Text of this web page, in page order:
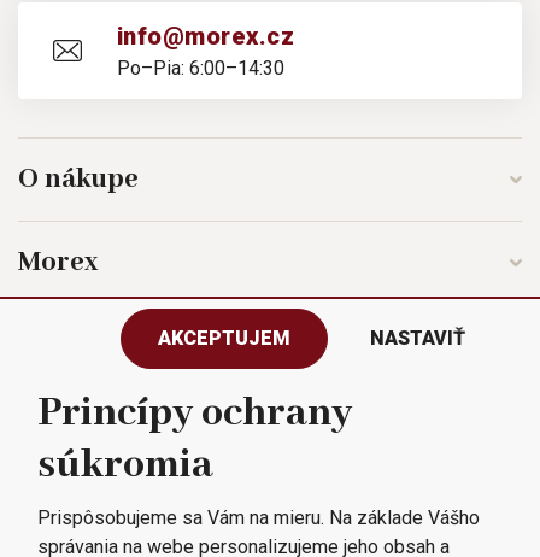
info@morex.cz
Po–Pia: 6:00–14:30
O nákupe
Morex
Sledujte nás
Všetky práva vyhradené © 2023
Morex, spol. s r.o.
AKCEPTUJEM NASTAVIŤ
Princípy ochrany
súkromia
Prispôsobujeme sa Vám na mieru. Na základe Vášho
správania na webe personalizujeme jeho obsah a